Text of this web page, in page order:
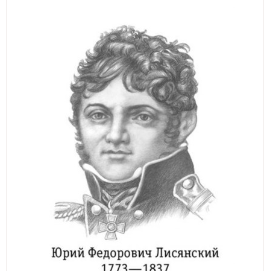
ИЗКУСТВА
СПОРТ
МЕБЕЛИ И ОБОРУДВАНЕ
КАНЦЕЛАРСКИ МАТЕРИАЛИ
КНИГИ И УЧЕБНИЦИ
БДП
НОВИ
ПРОМОЦИИ
S.T.E.M.
ИНСТРУМЕНТИ